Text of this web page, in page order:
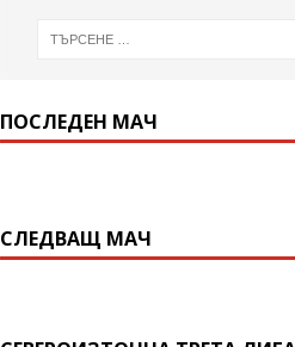
ПОСЛЕДЕН МАЧ
СЛЕДВАЩ МАЧ